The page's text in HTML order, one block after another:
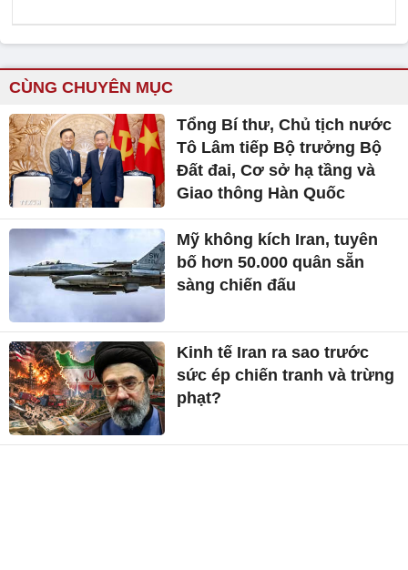
CÙNG CHUYÊN MỤC
Tổng Bí thư, Chủ tịch nước
Tô Lâm tiếp Bộ trưởng Bộ
Đất đai, Cơ sở hạ tầng và
Giao thông Hàn Quốc
Mỹ không kích Iran, tuyên
bố hơn 50.000 quân sẵn
sàng chiến đấu
Kinh tế Iran ra sao trước
sức ép chiến tranh và trừng
phạt?